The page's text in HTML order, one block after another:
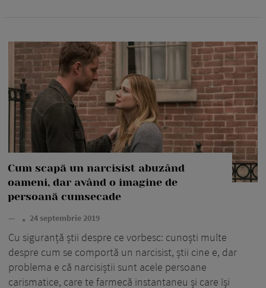
Cum scapă un narcisist abuzând
oameni, dar având o imagine de
persoană cumsecade
— 24 septembrie 2019
Cu siguranță știi despre ce vorbesc: cunoști multe
despre cum se comportă un narcisist, știi cine e, dar
problema e că narcisiștii sunt acele persoane
carismatice, care te farmecă instantaneu și care își